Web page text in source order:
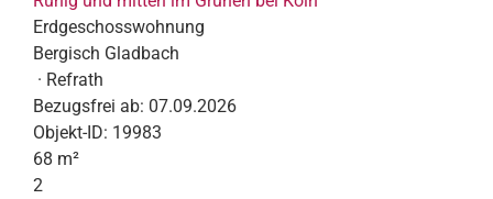
Erdgeschosswohnung
Bergisch Gladbach
· Refrath
Bezugsfrei ab: 07.09.2026
Objekt-ID: 19983
68 m²
2